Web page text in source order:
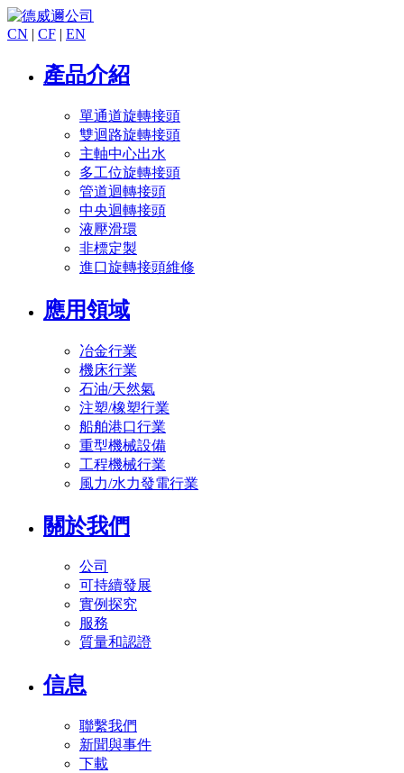
CN | CF | EN
產品介紹
單通道旋轉接頭
雙迴路旋轉接頭
主軸中心出水
多工位旋轉接頭
管道迴轉接頭
中央迴轉接頭
液壓滑環
非標定製
進口旋轉接頭維修
應用領域
冶金行業
機床行業
石油/天然氣
注塑/橡塑行業
船舶港口行業
重型機械設備
工程機械行業
風力/水力發電行業
關於我們
公司
可持續發展
實例探究
服務
質量和認證
信息
聯繫我們
新聞與事件
下載